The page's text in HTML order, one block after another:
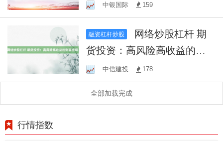
中银国际 159
融资杠杆炒股
货投资：高风险高收益的财
富密码？
中信建投 178
全部加载完成
行情指数